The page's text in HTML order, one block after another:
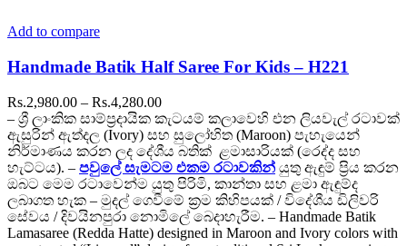
Add to compare
Handmade Batik Half Saree For Kids – H221
Rs.2,980.00 – Rs.4,280.00Price
range:
Rs.2,980.00
through
Rs.4,280.00
– ශ්‍රී ලාංකික සාම්ප්‍රදායික කැටයම් කලාවෙහි එන ලියවැල් රටාවක්
ඇසුරින් ඇත්දල (Ivory) සහ සුලෝහිත (Maroon) පැහැයෙන්
නිර්මාණය කරන ලද දේශීය බතික් ළමාසාරියක් (රෙද්ද සහ
හැට්ටය). – පවුලේ සැමටම එකම රටාවකින් යුතු ඇඳුම් ප්‍රිය කරන
ඔබට මෙම රටාවෙන්ම යුතු පිරිමි, කාන්තා සහ ළමා ඇඳුම්ද
ලබාගත හැක – මුදල් ගෙවීමේ ක්‍රම කිහිපයක් / විදේශීය ඩිලිවරි
සේවය / දිවයිනපුරා නොමිලේ බෙදාහැරීම. – Handmade Batik
Lamasaree (Redda Hatte) designed in Maroon and Ivory colors with